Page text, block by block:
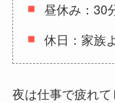
昼休み：30
休日：家族
夜は仕事で疲れ